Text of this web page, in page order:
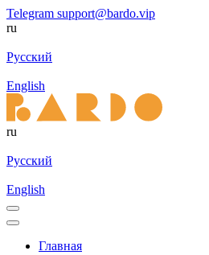
Telegram support@bardo.vip
ru
Русский
English
ru
Русский
English
Главная